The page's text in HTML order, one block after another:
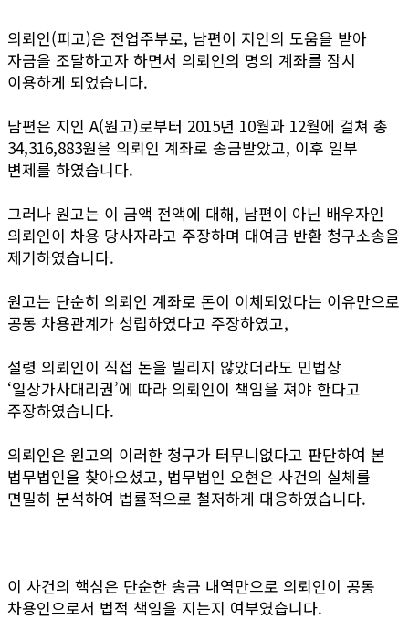
의뢰인(피고)은 전업주부로, 남편이 지인의 도움을 받아
자금을 조달하고자 하면서 의뢰인의 명의 계좌를 잠시
이용하게 되었습니다.
남편은 지인 A(원고)로부터 2015년 10월과 12월에 걸쳐 총
34,316,883원을 의뢰인 계좌로 송금받았고, 이후 일부
변제를 하였습니다.
그러나 원고는 이 금액 전액에 대해, 남편이 아닌 배우자인
의뢰인이 차용 당사자라고 주장하며 대여금 반환 청구소송을
제기하였습니다.
원고는 단순히 의뢰인 계좌로 돈이 이체되었다는 이유만으로
공동 차용관계가 성립하였다고 주장하였고,
설령 의뢰인이 직접 돈을 빌리지 않았더라도 민법상
‘일상가사대리권’에 따라 의뢰인이 책임을 져야 한다고
주장하였습니다.
의뢰인은 원고의 이러한 청구가 터무니없다고 판단하여 본
법무법인을 찾아오셨고, 법무법인 오현은 사건의 실체를
면밀히 분석하여 법률적으로 철저하게 대응하였습니다.
이 사건의 핵심은 단순한 송금 내역만으로 의뢰인이 공동
차용인으로서 법적 책임을 지는지 여부였습니다.